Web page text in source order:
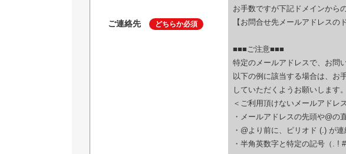
ご連絡先 どちらか必須
お手数ですが下記ドメインから
【お問合せ先メールアドレスの
■■■ご注意■■■
特定のメールアドレスで、お問
以下の例に該当する場合は、お
していただくようお願いします。
＜ご利用頂けないメールアドレ
・メールアドレスの先頭や@
・@より前に、ピリオド (.) が
・半角英数字と特定の記号（. !